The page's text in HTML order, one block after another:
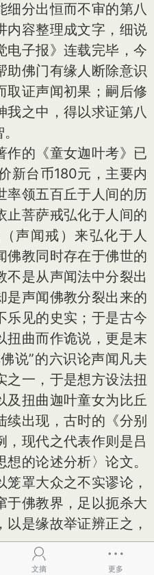
细分出恒而不审的第八
内容整理成文字，细说
电子报》连载完毕，今
助佛门有缘人断除意识
取证声闻初果；嗣后修
我之中，得以求证第八
的《童女迦叶考》已
新台币180元，主要内
率领五百丘于人间的历
止菩萨戒弘化于人间的
声闻戒）来弘化于人
佛教同时存在于佛世的
不是从声闻法中分裂出
是声闻佛教分裂出来的
乐见的史实；于是古今
扭曲而作诡说，更是末
说”的六识论声闻凡夫
之一，于是想方设法扭
及扭曲迦叶童女为比丘
出现，古时的《分别
，现代之代表作则是吕
的论述分析〉论文。
罩大众之不实谬论，
于佛教界，足以扼杀大
是缘故举证辨正之，
的《人间佛教》已于
文摘 更多